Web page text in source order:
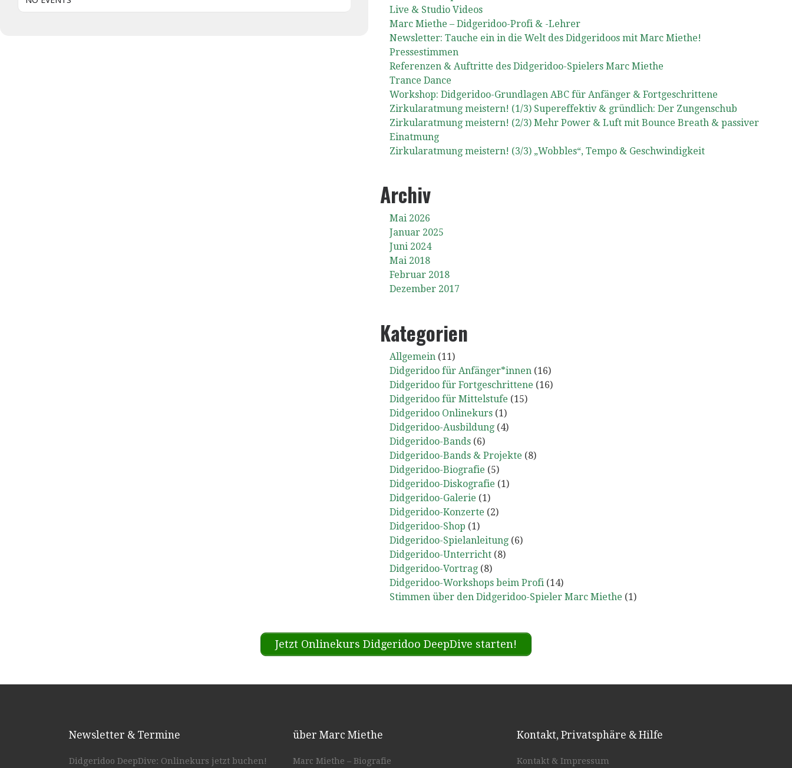
Live & Studio Videos
Marc Miethe – Didgeridoo-Profi & -Lehrer
Newsletter: Tauche ein in die Welt des Didgeridoos mit Marc Miethe!
Pressestimmen
Referenzen & Auftritte des Didgeridoo-Spielers Marc Miethe
Trance Dance
Workshop: Didgeridoo-Grundlagen ABC für Anfänger & Fortgeschrittene
Zirkularatmung meistern! (1/3) Supereffektiv & gründlich: Der Zungenschub
Zirkularatmung meistern! (2/3) Mehr Power & Luft mit Bounce Breath & passiver
Einatmung
Zirkularatmung meistern! (3/3) „Wobbles“, Tempo & Geschwindigkeit
Archiv
Mai 2026
Januar 2025
Juni 2024
Mai 2018
Februar 2018
Dezember 2017
Kategorien
Allgemein (11)
Didgeridoo für Anfänger*innen (16)
Didgeridoo für Fortgeschrittene (16)
Didgeridoo für Mittelstufe (15)
Didgeridoo Onlinekurs (1)
Didgeridoo-Ausbildung (4)
Didgeridoo-Bands (6)
Didgeridoo-Bands & Projekte (8)
Didgeridoo-Biografie (5)
Didgeridoo-Diskografie (1)
Didgeridoo-Galerie (1)
Didgeridoo-Konzerte (2)
Didgeridoo-Shop (1)
Didgeridoo-Spielanleitung (6)
Didgeridoo-Unterricht (8)
Didgeridoo-Vortrag (8)
Didgeridoo-Workshops beim Profi (14)
Stimmen über den Didgeridoo-Spieler Marc Miethe (1)
Jetzt Onlinekurs Didgeridoo DeepDive starten!
Newsletter & Termine
Didgeridoo DeepDive: Onlinekurs jetzt buchen!
über Marc Miethe
Marc Miethe – Biografie
Kontakt, Privatsphäre & Hilfe
Kontakt & Impressum